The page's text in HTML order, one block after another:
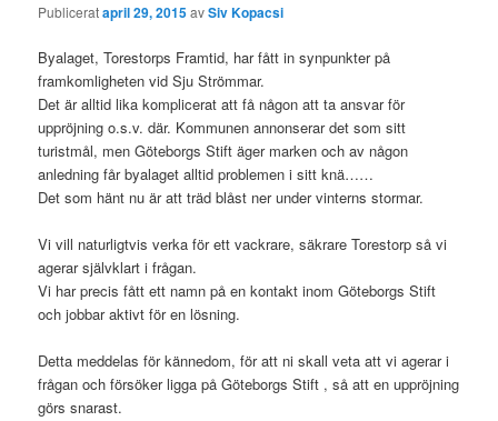
Publiceratapril 29, 2015avSiv Kopacsi
Byalaget, Torestorps Framtid, har fått in synpunkter på
framkomligheten vid Sju Strömmar.
Det är alltid lika komplicerat att få någon att ta ansvar för
uppröjning o.s.v. där. Kommunen annonserar det som sitt
turistmål, men Göteborgs Stift äger marken och av någon
anledning får byalaget alltid problemen i sitt knä……
Det som hänt nu är att träd blåst ner under vinterns stormar.
Vi vill naturligtvis verka för ett vackrare, säkrare Torestorp så vi
agerar självklart i frågan.
Vi har precis fått ett namn på en kontakt inom Göteborgs Stift
och jobbar aktivt för en lösning.
Detta meddelas för kännedom, för att ni skall veta att vi agerar i
frågan och försöker ligga på Göteborgs Stift , så att en uppröjning
görs snarast.